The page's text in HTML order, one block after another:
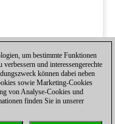
um bestimmte Funktionen
und interessengerechte
können dabei neben
sowie Marketing-Cookies
von Analyse-Cookies und
finden Sie in unserer